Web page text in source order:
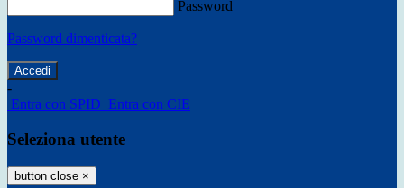
Password
Password dimenticata?
-
Entra con SPID Entra con CIE
Seleziona utente
button close ×